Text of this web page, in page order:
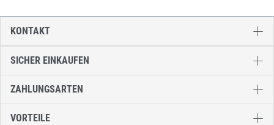
SICHER EINKAUFEN
ZAHLUNGSARTEN
VORTEILE
KONTAKT